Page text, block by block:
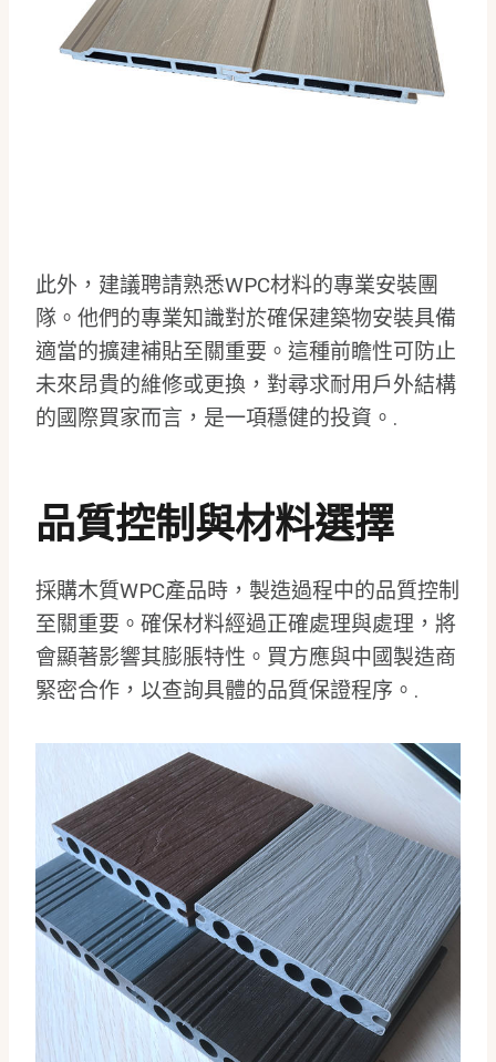
此外，建議聘請熟悉WPC材料的專業安裝團
隊。他們的專業知識對於確保建築物安裝具備
適當的擴建補貼至關重要。這種前瞻性可防止
未來昂貴的維修或更換，對尋求耐用戶外結構
的國際買家而言，是一項穩健的投資。.
品質控制與材料選擇
採購木質WPC產品時，製造過程中的品質控制
至關重要。確保材料經過正確處理與處理，將
會顯著影響其膨脹特性。買方應與中國製造商
緊密合作，以查詢具體的品質保證程序。.